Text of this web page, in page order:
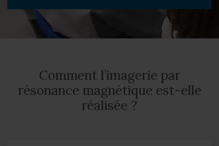
Comment l’imagerie par
résonance magnétique est-elle
réalisée ?